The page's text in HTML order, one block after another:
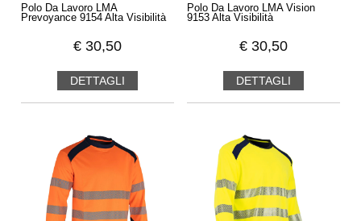
Polo Da Lavoro LMA
Prevoyance 9154 Alta Visibilità
€ 30,50
DETTAGLI
Polo Da Lavoro LMA Vision
9153 Alta Visibilità
€ 30,50
DETTAGLI